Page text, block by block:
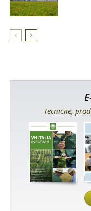
Tecniche,